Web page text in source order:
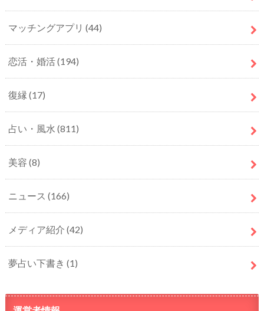
マッチングアプリ (44)
恋活・婚活(194)
復縁 (17)
占い・風水 (811)
美容 (8)
ニュース (166)
メディア紹介 (42)
夢占い下書き (1)